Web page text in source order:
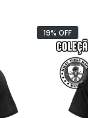
19% OFF